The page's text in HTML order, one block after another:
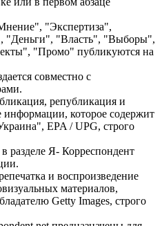
"Экспертиза",
"Деньги", "Власть", "Выборы",
"Промо" публикуются на
совместно с
републикация и
информации, которое содержит
EPA / UPG, строго
разделе Я- Корреспондент
и воспроизведение
материалов,
Getty Images, строго